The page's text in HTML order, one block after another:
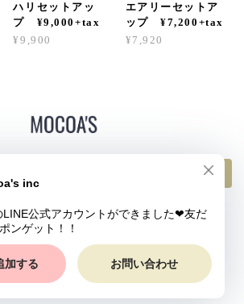
ハリセットアッ
プ ¥9,000+tax
¥9,900
エアリーセットア
ップ ¥7,200+tax
¥7,920
ポリシー 特定商取引法に基づく表記